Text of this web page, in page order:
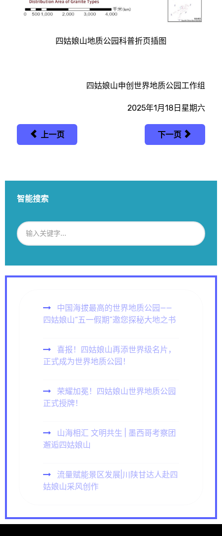
四姑娘山地质公园科普折页插图
四姑娘山申创世界地质公园工作组
2025年1月18日星期六
上一页 下一页
智能搜索
中国海拔最高的世界地质公园——
四姑娘山“五一假期”邀您探秘大地之书
喜报！四姑娘山再添世界级名片，
正式成为世界地质公园！
荣耀加冕！四姑娘山世界地质公园
正式授牌！
山海相汇 文明共生 | 墨西哥考察团
邂逅四姑娘山
流量赋能景区发展|川陕甘达人赴四
姑娘山采风创作